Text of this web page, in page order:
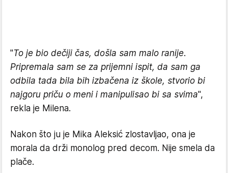
"To je bio dečiji čas, došla sam malo ranije.
Pripremala sam se za prijemni ispit, da sam ga
odbila tada bila bih izbačena iz škole, stvorio bi
najgoru priču o meni i manipulisao bi sa svima",
rekla je Milena.
Nakon što ju je Mika Aleksić zlostavljao, ona je
morala da drži monolog pred decom. Nije smela da
plače.